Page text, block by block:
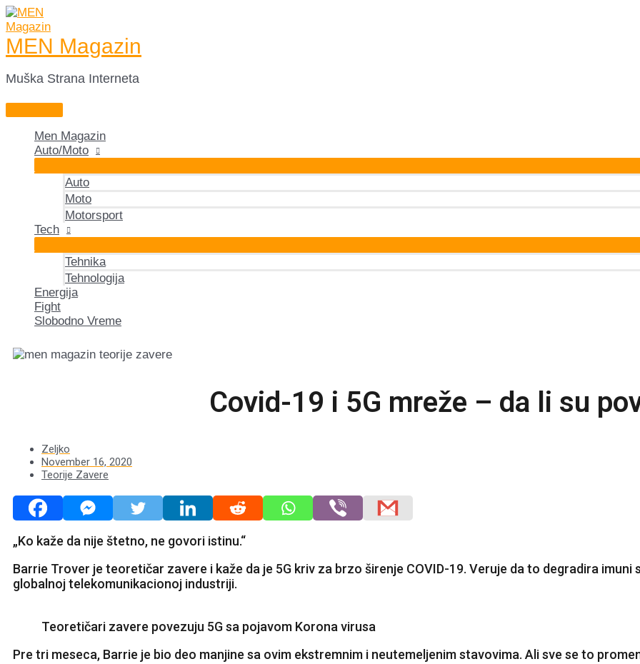
Skip
to
content
MEN Magazin
Muška Strana Interneta
Main
Men Magazin
Auto/Moto
Menu
Auto
Moto
Motorsport
Tech
Menu
Tehnika
Tehnologija
Energija
Fight
Slobodno Vreme
Covid-19 i 5G mreže – da li su
Zeljko
November 16, 2020
Teorije Zavere
„Ko kaže da nije štetno, ne govori istinu.“
Barrie Trover je teoretičar zavere i kaže da je 5G kriv za brzo širenje COVID-19. Veruje da to degradira
globalnoj telekomunikacionoj industriji.
Teoretičari zavere povezuju 5G sa pojavom Korona virusa
Pre tri meseca, Barrie je bio deo manjine sa ovim ekstremnim i neutemeljenim stavovima. Ali sve se to